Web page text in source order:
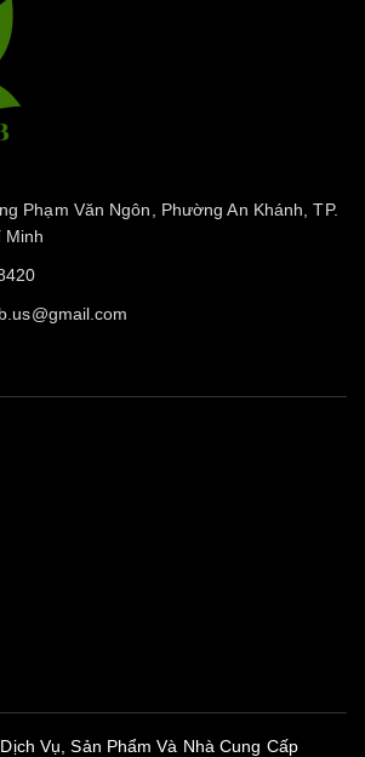
Phạm Văn Ngôn, Phường An Khánh, TP.
Minh
Vụ, Sản Phẩm Và Nhà Cung Cấp